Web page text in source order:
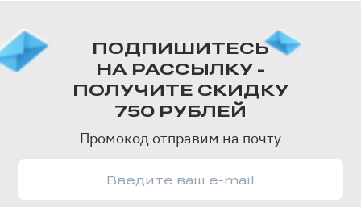
ПОДПИШИТЕСЬ
НА РАССЫЛКУ -
ПОЛУЧИТЕ СКИДКУ
750 РУБЛЕЙ
Промокод отправим на почту